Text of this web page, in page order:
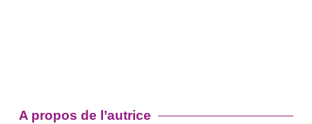
A propos de l’autrice